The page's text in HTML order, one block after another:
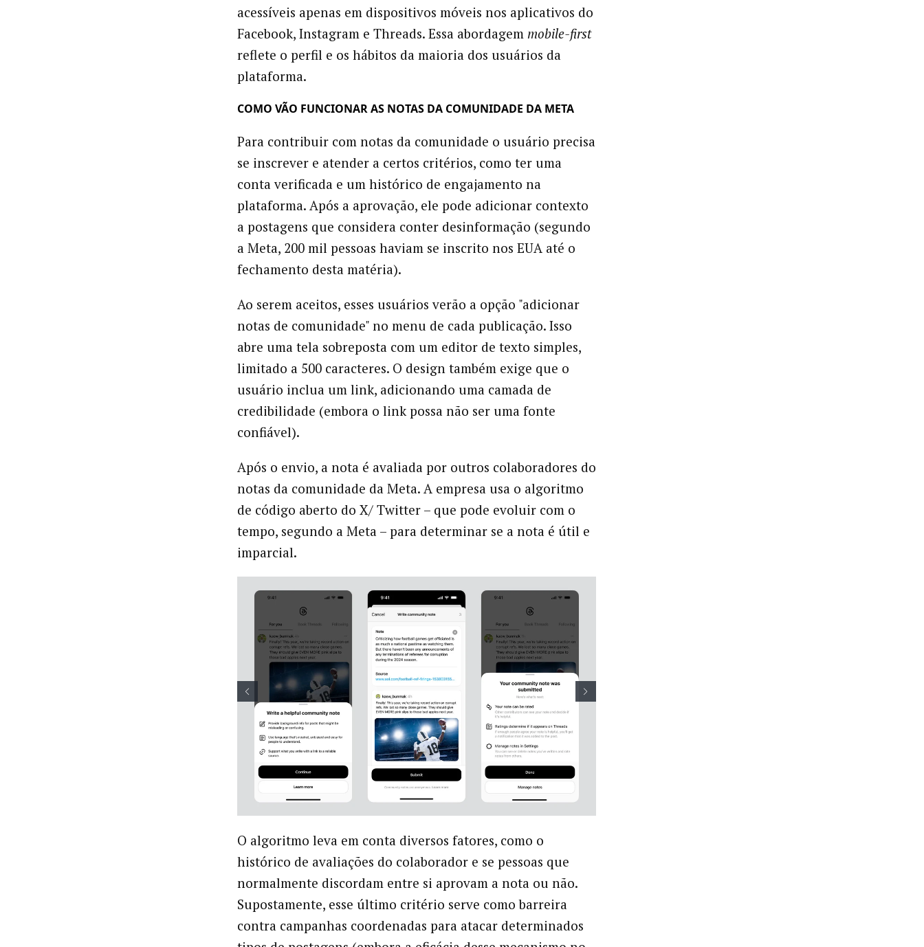
acessíveis apenas em dispositivos móveis nos aplicativos do
Facebook, Instagram e Threads. Essa abordagem mobile-first
reflete o perfil e os hábitos da maioria dos usuários da
plataforma.
COMO VÃO FUNCIONAR AS NOTAS DA COMUNIDADE DA META
Para contribuir com notas da comunidade o usuário precisa
se inscrever e atender a certos critérios, como ter uma
conta verificada e um histórico de engajamento na
plataforma. Após a aprovação, ele pode adicionar contexto
a postagens que considera conter desinformação (segundo
a Meta, 200 mil pessoas haviam se inscrito nos EUA até o
fechamento desta matéria).
Ao serem aceitos, esses usuários verão a opção "adicionar
notas de comunidade" no menu de cada publicação. Isso
abre uma tela sobreposta com um editor de texto simples,
limitado a 500 caracteres. O design também exige que o
usuário inclua um link, adicionando uma camada de
credibilidade (embora o link possa não ser uma fonte
confiável).
Após o envio, a nota é avaliada por outros colaboradores do
notas da comunidade da Meta. A empresa usa o algoritmo
de código aberto do X/ Twitter – que pode evoluir com o
tempo, segundo a Meta – para determinar se a nota é útil e
imparcial.
O algoritmo leva em conta diversos fatores, como o
histórico de avaliações do colaborador e se pessoas que
normalmente discordam entre si aprovam a nota ou não.
Supostamente, esse último critério serve como barreira
contra campanhas coordenadas para atacar determinados